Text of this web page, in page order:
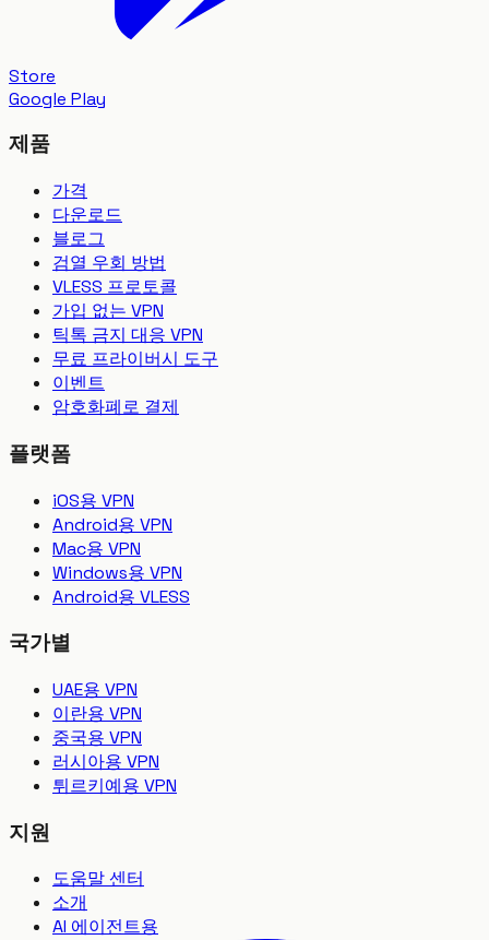
Store
Google Play
제품
가격
다운로드
블로그
검열 우회 방법
VLESS 프로토콜
가입 없는 VPN
틱톡 금지 대응 VPN
무료 프라이버시 도구
이벤트
암호화폐로 결제
플랫폼
iOS용 VPN
Android용 VPN
Mac용 VPN
Windows용 VPN
Android용 VLESS
국가별
UAE용 VPN
이란용 VPN
중국용 VPN
러시아용 VPN
튀르키예용 VPN
지원
도움말 센터
소개
AI 에이전트용